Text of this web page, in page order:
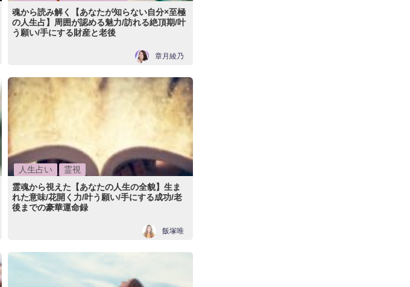
魂から読み解く【あなたが知らない自分×至極
の人生占】周囲が認める魅力/訪れる絶頂期/叶
う願い/手にする財産と老後
章月綾乃
人生占い
霊視
霊魂から視えた【あなたの人生の全貌】生ま
れた意味/花開く力/叶う願い/手にする成功/老
後までの豪華運命録
飯塚唯